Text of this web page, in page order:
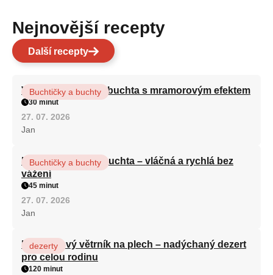
Nejnovější recepty
Další recepty
Vláčná olejová litá buchta s mramorovým efektem
Buchtičky a buchty
30 minut
27. 07. 2026
Jan
Hrnková maková buchta – vláčná a rychlá bez
vážení
Buchtičky a buchty
45 minut
27. 07. 2026
Jan
Karamelový větrník na plech – nadýchaný dezert
pro celou rodinu
dezerty
120 minut